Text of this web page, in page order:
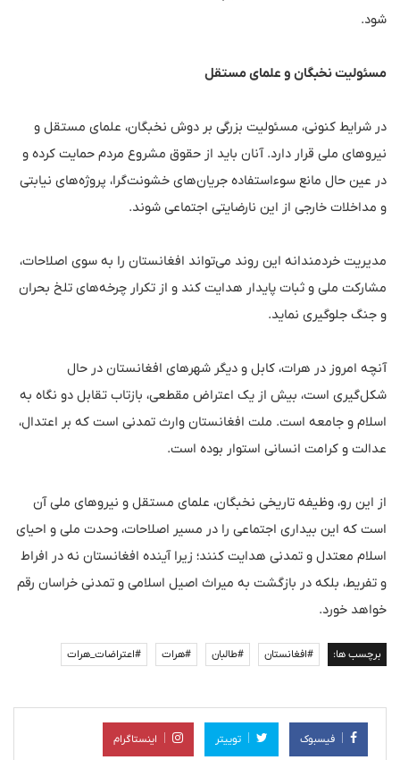
شود.
مسئولیت نخبگان و علمای مستقل
در شرایط کنونی، مسئولیت بزرگی بر دوش نخبگان، علمای مستقل و
نیروهای ملی قرار دارد. آنان باید از حقوق مشروع مردم حمایت کرده و
در عین حال مانع سوءاستفاده جریان‌های خشونت‌گرا، پروژه‌های نیابتی
و مداخلات خارجی از این نارضایتی اجتماعی شوند.
مدیریت خردمندانه این روند می‌تواند افغانستان را به سوی اصلاحات،
مشارکت ملی و ثبات پایدار هدایت کند و از تکرار چرخه‌های تلخ بحران
و جنگ جلوگیری نماید.
آنچه امروز در هرات، کابل و دیگر شهرهای افغانستان در حال
شکل‌گیری است، بیش از یک اعتراض مقطعی، بازتاب تقابل دو نگاه به
اسلام و جامعه است. ملت افغانستان وارث تمدنی است که بر اعتدال،
عدالت و کرامت انسانی استوار بوده است.
از این رو، وظیفه تاریخی نخبگان، علمای مستقل و نیروهای ملی آن
است که این بیداری اجتماعی را در مسیر اصلاحات، وحدت ملی و احیای
اسلام معتدل و تمدنی هدایت کنند؛ زیرا آینده افغانستان نه در افراط
و تفریط، بلکه در بازگشت به میراث اصیل اسلامی و تمدنی خراسان رقم
خواهد خورد.
برچسب ها: #افغانستان #طالبان #هرات #اعتراضات_هرات
فیسبوک توییتر اینستاگرام